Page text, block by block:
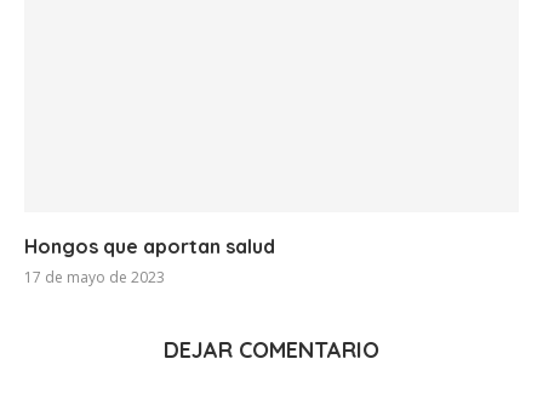
Hongos que aportan salud
17 de mayo de 2023
DEJAR COMENTARIO